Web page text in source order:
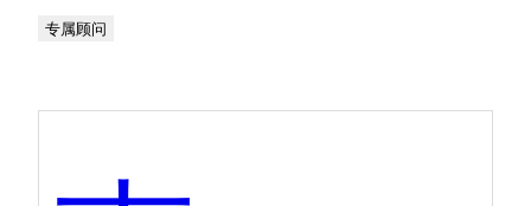
专属顾问